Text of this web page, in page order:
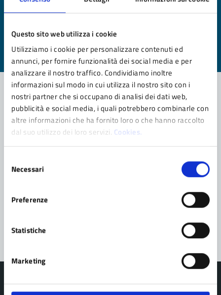
Questo sito web utilizza i cookie
Utilizziamo i cookie per personalizzare contenuti ed
annunci, per fornire funzionalità dei social media e per
analizzare il nostro traffico. Condividiamo inoltre
informazioni sul modo in cui utilizza il nostro sito con i
nostri partner che si occupano di analisi dei dati web,
pubblicità e social media, i quali potrebbero combinarle con
altre informazioni che ha fornito loro o che hanno raccolto
dal suo utilizzo dei loro servizi. Cookies.
delNecessari
Preferenze
Statistiche
Marketing
Quanto sono chiare le informazioni su questa
Valuta 5 stelle su 5
Valuta 4 stelle su 5
Valuta 3 stelle su 5
Valuta 2 stelle su 5
Valuta 1 stelle su 5
Contatta il comune
Leggi le domande frequenti
Prenota appuntamento
Problemi in città